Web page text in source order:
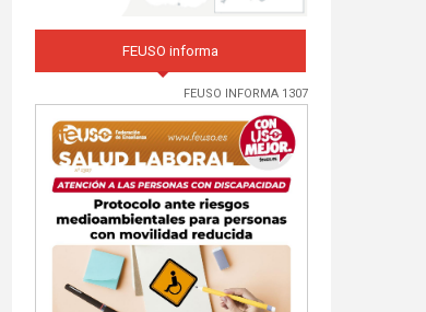
FEUSO informa
FEUSO INFORMA 1307